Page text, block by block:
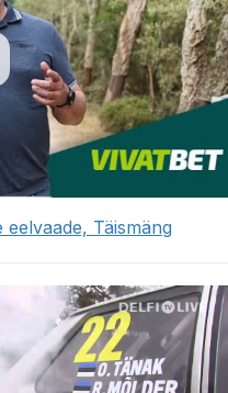
eelvaade, Täismäng